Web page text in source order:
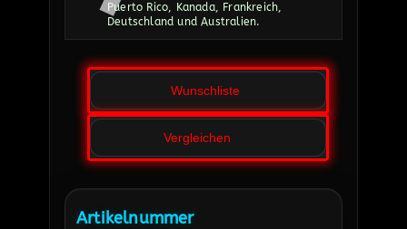
Puerto Rico, Kanada, Frankreich,
Deutschland und Australien.
Wunschliste
Vergleichen
Artikelnummer